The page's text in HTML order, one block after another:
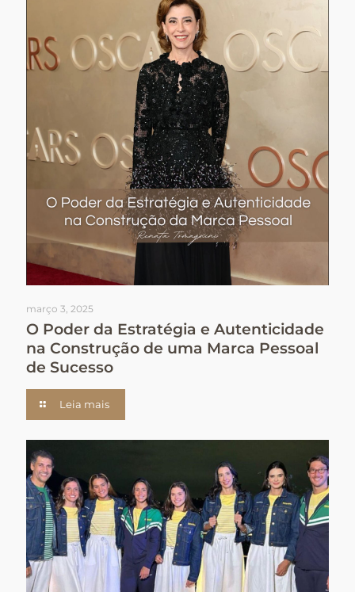
março 3, 2025
O Poder da Estratégia e Autenticidade
na Construção de uma Marca Pessoal
de Sucesso
Leia mais